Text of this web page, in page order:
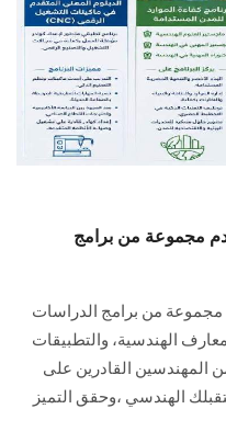
الطلاب
هيئة التدريس
الدراسات العليا
الزائـرون
مجموعة من برامج
من برامج الدراسات
الهندسية، والتطبيقات
المهندسين القادرين على
الهندسي ،وحقق التميز